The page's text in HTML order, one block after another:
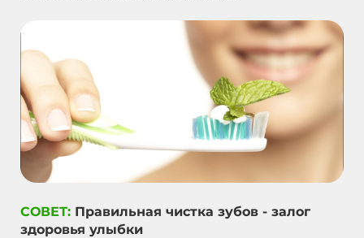
СОВЕТ: Правильная чистка зубов - залог
здоровья улыбки